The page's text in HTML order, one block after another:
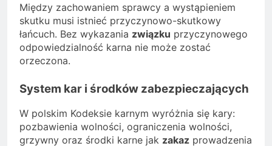
Między zachowaniem sprawcy a wystąpieniem
skutku musi istnieć przyczynowo-skutkowy
łańcuch. Bez wykazania związku przyczynowego
odpowiedzialność karna nie może zostać
orzeczona.
System kar i środków zabezpieczających
W polskim Kodeksie karnym wyróżnia się kary:
pozbawienia wolności, ograniczenia wolności,
grzywny oraz środki karne jak zakaz prowadzenia